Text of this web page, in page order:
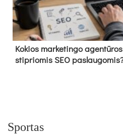
Kokios marketingo
stipriomis SEO
Sportas